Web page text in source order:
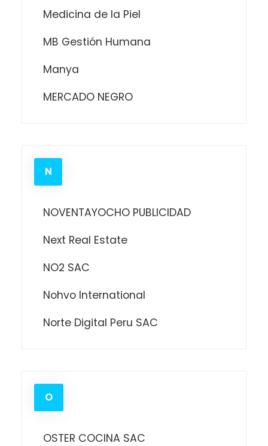
Medicina de la Piel
MB Gestión Humana
Manya
MERCADO NEGRO
N
NOVENTAYOCHO PUBLICIDAD
Next Real Estate
NO2 SAC
Nohvo International
Norte Digital Peru SAC
O
OSTER COCINA SAC